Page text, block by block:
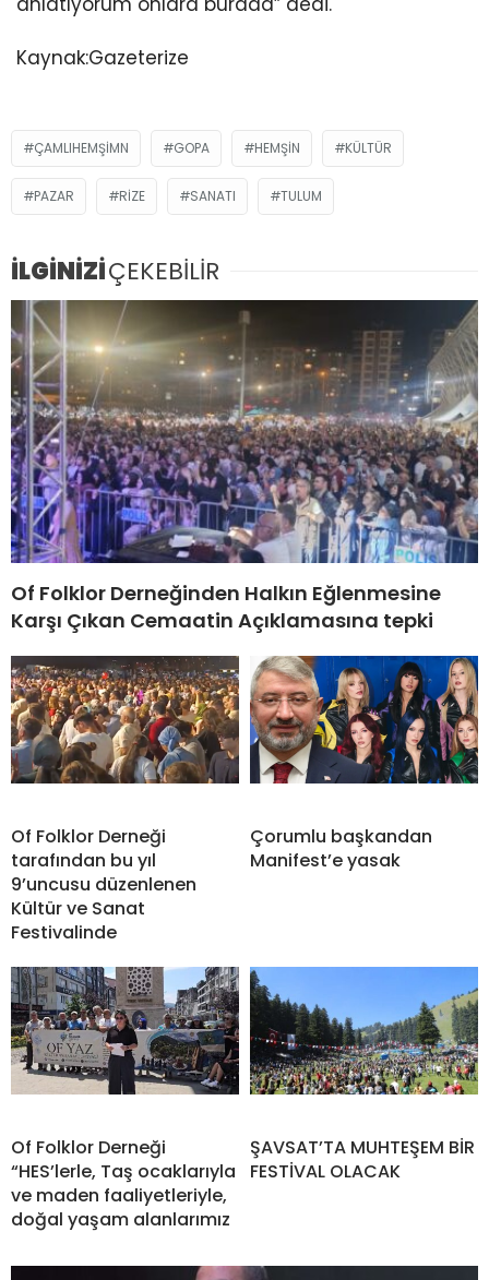
Kaynak:Gazeterize
ÇAMLIHEMŞIMN GOPA HEMŞIN KÜLTÜR
PAZAR RIZE SANATI TULUM
İLGİNİZİÇEKEBİLİR
Of Folklor Derneğinden Halkın Eğlenmesine
Karşı Çıkan Cemaatin Açıklamasına tepki
Of Folklor Derneği
tarafından bu yıl
9’uncusu düzenlenen
Kültür ve Sanat
Festivalinde
Çorumlu başkandan
Manifest’e yasak
Of Folklor Derneği
“HES’lerle, Taş ocaklarıyla
ve maden faaliyetleriyle,
doğal yaşam alanlarımız
ŞAVSAT’TA MUHTEŞEM BİR
FESTİVAL OLACAK